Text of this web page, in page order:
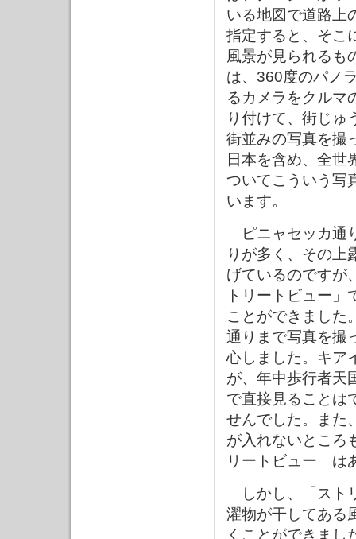
いる地図で道路上
指定すると、そこ
風景が見られるも
は、360度のパノ
るカメラをクルマ
り付けて、街じゅ
街並みの写真を撮
日本を含め、全世
ついてこういう写
います。
ピニャセッカ通
りが多く、その上
げているのですが
トリートビュー」
ことができました
通りまで写真を撮
心しました。キア
が、年中歩行者天
で直接見ることは
せんでした。また
が入れないところ
リートビュー」は
しかし、「スト
濯物が干してある
くことができまし